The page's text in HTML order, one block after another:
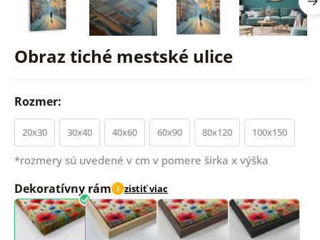
Obraz tiché mestské ulice
Rozmer:
20x30 30x40 40x60 60x90 80x120 100x150
*rozmery sú uvedené v cm v pomere šírka x výška
Dekoratívny rám i zistiť viac